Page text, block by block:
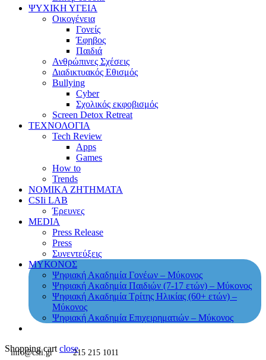
ΨΥΧΙΚΗ ΥΓΕΙΑ
Οικογένεια
Γονείς
Έφηβος
Παιδιά
Ανθρώπινες Σχέσεις
Διαδικτυακός Εθισμός
Bullying
Cyber
Σχολικός εκφοβισμός
Screen Detox Retreat
ΤΕΧΝΟΛΟΓΙΑ
Tech Review
Apps
Games
How to
Trends
ΝΟΜΙΚΑ ΖΗΤΗΜΑΤΑ
CSIi LAB
Έρευνες
MEDIA
Press Release
Press
Συνεντεύξεις
ΜΥΚΟΝΟΣ
Ψηφιακή Ακαδημία Γονέων – Μύκονος
Ψηφιακή Ακαδημία Παιδιών (7-17 ετών) – Μύκονος
Ψηφιακή Ακαδημία Τρίτης Ηλικίας (60+ ετών) –
Μύκονος
Ψηφιακή Ακαδημία Επιχειρηματιών – Μύκονος
Shopping cart close
info@csii.gr 215 215 1011